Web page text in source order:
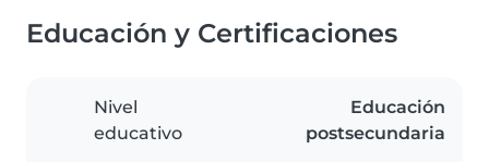
Educación y Certificaciones
Nivel
educativo
Educación
postsecundaria